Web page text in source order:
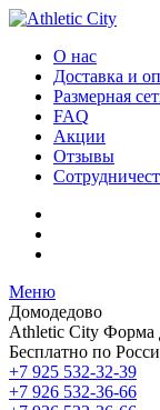
О нас
Доставка и
Размерная
FAQ
Акции
Отзывы
Меню
Домодедово
Athletic City Форма
Бесплатно по
+7 925 532-32-39
+7 926 532-36-66